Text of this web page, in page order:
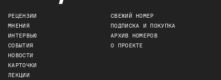
РЕЦЕНЗИИ
МНЕНИЯ
ИНТЕРВЬЮ
СОБЫТИЯ
НОВОСТИ
КАРТОЧКИ
ЛЕКЦИИ
СВЕЖИЙ НОМЕР
ПОДПИСКА И ПОКУПКА
АРХИВ НОМЕРОВ
О ПРОЕКТЕ